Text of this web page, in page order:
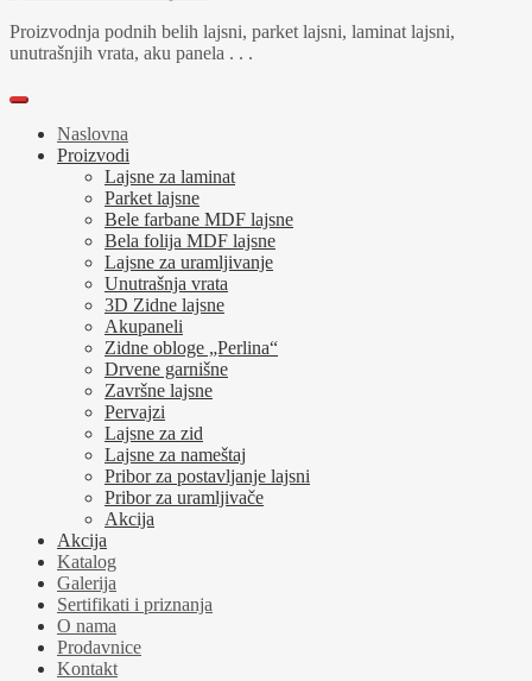
Proizvodnja podnih belih lajsni, parket lajsni, laminat lajsni,
unutrašnjih vrata, aku panela . . .
Naslovna
Proizvodi
Lajsne za laminat
Parket lajsne
Bele farbane MDF lajsne
Bela folija MDF lajsne
Lajsne za uramljivanje
Unutrašnja vrata
3D Zidne lajsne
Akupaneli
Zidne obloge „Perlina“
Drvene garnišne
Završne lajsne
Pervajzi
Lajsne za zid
Lajsne za nameštaj
Pribor za postavljanje lajsni
Pribor za uramljivače
Akcija
Akcija
Katalog
Galerija
Sertifikati i priznanja
O nama
Prodavnice
Kontakt